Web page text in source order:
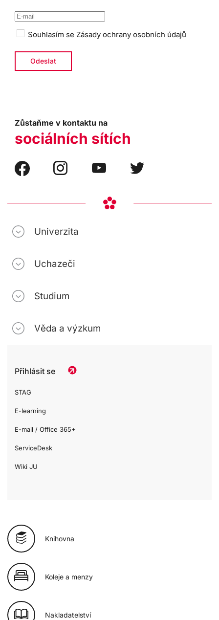
Souhlasím se Zásady ochrany osobních údajů
Zůstaňme v kontaktu na
sociálních sítích
Univerzita
Uchazeči
Studium
Věda a výzkum
Přihlásit se
STAG
E-learning
E-mail / Office 365+
ServiceDesk
Wiki JU
Knihovna
Koleje a menzy
Nakladatelství